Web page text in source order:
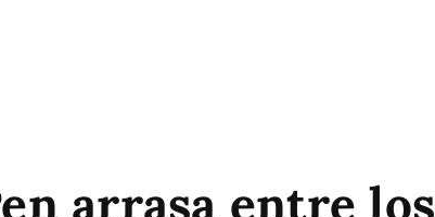
arrasa entre los